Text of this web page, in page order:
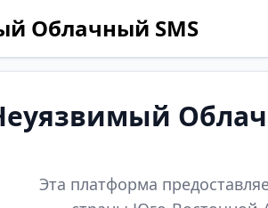
Облачный SMS
Эта платформа